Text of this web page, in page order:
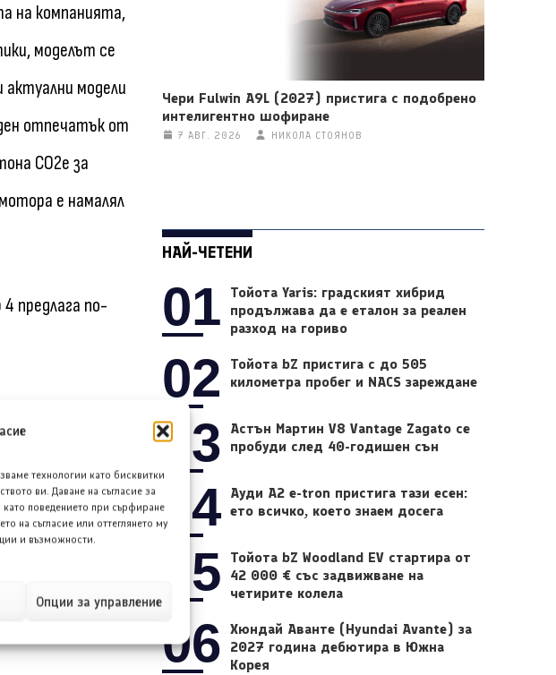
технологии като бисквитки
ви. Даване на съгласие за
поведението при сърфиране
на съгласие или оттеглянето му
и възможности.
Опции за управление
на компанията,
моделът се
модели
отпечатък от
CO2е за
е намалял
предлага по-
могат да
със спортен
Моделите
с два
пълни
така и
Чери Fulwin A9L (2027) пристига с подобрено
интелигентно шофиране
7 АВГ. 2026 НИКОЛА СТОЯНОВ
НАЙ-ЧЕТЕНИ
01
Тойота Yaris: градският хибрид
продължава да е еталон за реален
разход на гориво
02
Тойота bZ пристига с до 505
километра пробег и NACS зареждане
03
Астън Мартин V8 Vantage Zagato се
пробуди след 40-годишен сън
04 Ауди A2 e-tron пристига тази есен:
ето всичко, което знаем досега
05
Тойота bZ Woodland EV стартира от
42 000 € със задвижване на
четирите колела
06 Хюндай Аванте (Hyundai Avante) за
2027 година дебютира в Южна
Корея